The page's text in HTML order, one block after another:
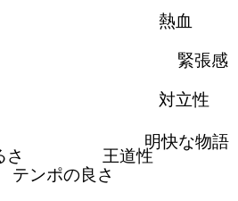
熱血
緊張感
対立性
明快な物語
王道性
テンポの良さ
さ